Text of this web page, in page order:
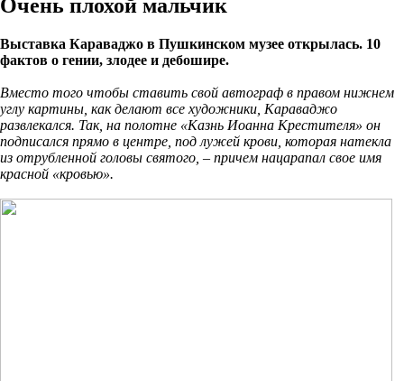
Очень плохой мальчик
Выставка Караваджо в Пушкинском музее открылась. 10
фактов о гении, злодее и дебошире.
Вместо того чтобы ставить свой автограф в правом нижнем
углу картины, как делают все художники, Караваджо
развлекался. Так, на полотне «Казнь Иоанна Крестителя» он
подписался прямо в центре, под лужей крови, которая натекла
из отрубленной головы святого, – причем нацарапал свое имя
красной «кровью».